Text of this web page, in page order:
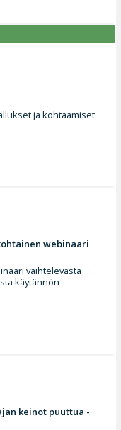
ja kohtaamiset
webinaari
vaihtelevasta
käytännön
keinot puuttua -